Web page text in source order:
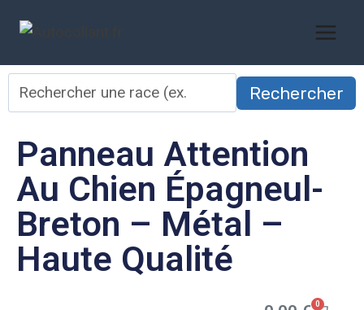
Rechercher
Panneau Attention
Au Chien Épagneul-
Breton – Métal –
Haute Qualité
0